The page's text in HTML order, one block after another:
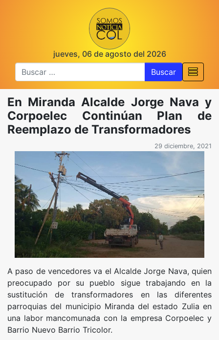
jueves, 06 de agosto del 2026
Buscar
En Miranda Alcalde Jorge Nava y
Corpoelec Continúan Plan de
Reemplazo de Transformadores
29 diciembre, 2021
A paso de vencedores va el Alcalde Jorge Nava, quien
preocupado por su pueblo sigue trabajando en la
sustitución de transformadores en las diferentes
parroquias del municipio Miranda del estado Zulia en
una labor mancomunada con la empresa Corpoelec y
Barrio Nuevo Barrio Tricolor.